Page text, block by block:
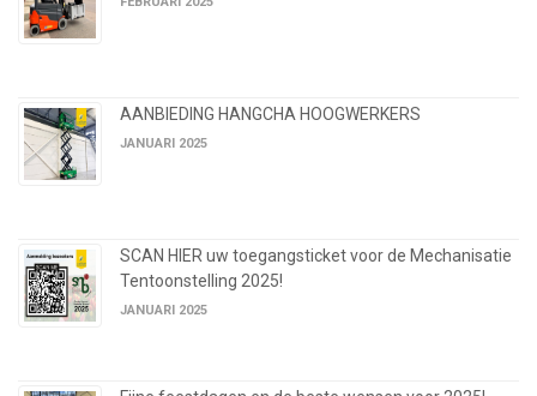
AANBIEDING HANGCHA HOOGWERKERS
JANUARI 2025
SCAN HIER uw toegangsticket voor de Mechanisatie
Tentoonstelling 2025!
JANUARI 2025